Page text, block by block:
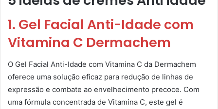
1. Gel Facial Anti-Idade com
Vitamina C Dermachem
O Gel Facial Anti-Idade com Vitamina C da Dermachem
oferece uma solução eficaz para redução de linhas de
expressão e combate ao envelhecimento precoce. Com
uma fórmula concentrada de Vitamina C, este gel é